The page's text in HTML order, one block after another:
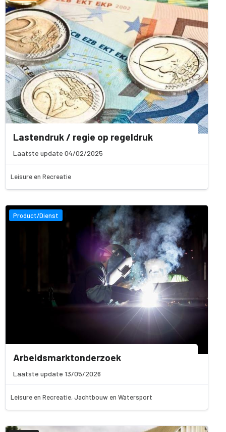
Lastendruk / regie op regeldruk
Laatste update 04/02/2025
Leisure en Recreatie
Product/Dienst
Arbeidsmarktonderzoek
Laatste update 13/05/2026
Leisure en Recreatie, Jachtbouw en Watersport